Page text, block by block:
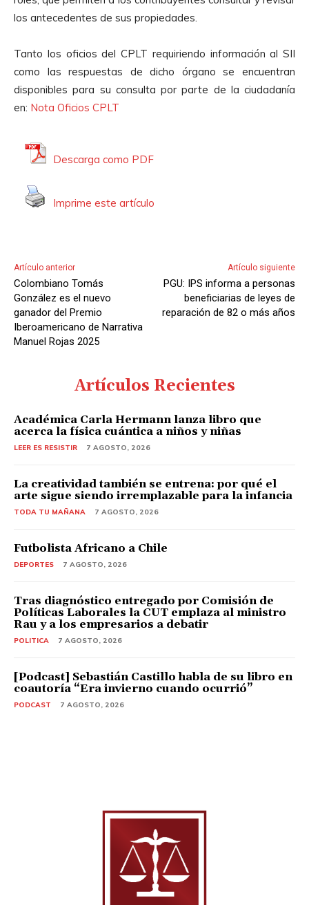
los antecedentes de sus propiedades.
Tanto los oficios del CPLT requiriendo información al SII
como las respuestas de dicho órgano se encuentran
disponibles para su consulta por parte de la ciudadanía
en: Nota Oficios CPLT
Descarga como PDF
Imprime este artículo
Artículo anterior
Colombiano Tomás
González es el nuevo
ganador del Premio
Iberoamericano de Narrativa
Manuel Rojas 2025
Artículo siguiente
PGU: IPS informa a personas
beneficiarias de leyes de
reparación de 82 o más años
Artículos Recientes
Académica Carla Hermann lanza libro que
acerca la física cuántica a niños y niñas
LEER ES RESISTIR 7 AGOSTO, 2026
La creatividad también se entrena: por qué el
arte sigue siendo irremplazable para la infancia
TODA TU MAÑANA 7 AGOSTO, 2026
Futbolista Africano a Chile
DEPORTES 7 AGOSTO, 2026
Tras diagnóstico entregado por Comisión de
Políticas Laborales la CUT emplaza al ministro
Rau y a los empresarios a debatir
POLITICA 7 AGOSTO, 2026
[Podcast] Sebastián Castillo habla de su libro en
coautoría “Era invierno cuando ocurrió”
PODCAST 7 AGOSTO, 2026